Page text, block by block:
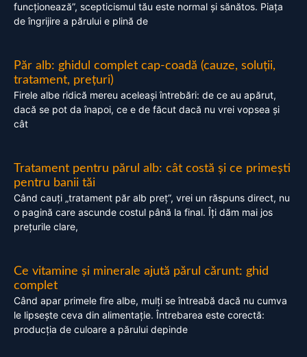
funcționează”, scepticismul tău este normal și sănătos. Piața
de îngrijire a părului e plină de
Păr alb: ghidul complet cap-coadă (cauze, soluții,
tratament, prețuri)
Firele albe ridică mereu aceleași întrebări: de ce au apărut,
dacă se pot da înapoi, ce e de făcut dacă nu vrei vopsea și
cât
Tratament pentru părul alb: cât costă și ce primești
pentru banii tăi
Când cauți „tratament păr alb preț”, vrei un răspuns direct, nu
o pagină care ascunde costul până la final. Îți dăm mai jos
prețurile clare,
Ce vitamine și minerale ajută părul cărunt: ghid
complet
Când apar primele fire albe, mulți se întreabă dacă nu cumva
le lipsește ceva din alimentație. Întrebarea este corectă:
producția de culoare a părului depinde